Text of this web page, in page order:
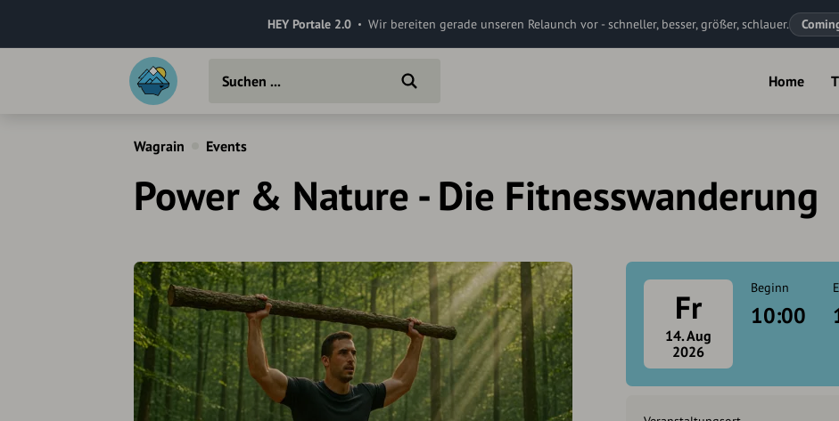
HEY Portale 2.0 Wir bereiten gerade unseren Relaunch vor - schneller, besser, größer, schlauer.
Home
Wagrain Events
Power & Nature - Die Fitnesswanderung
Fr
14. Aug
2026
Beginn
10:00